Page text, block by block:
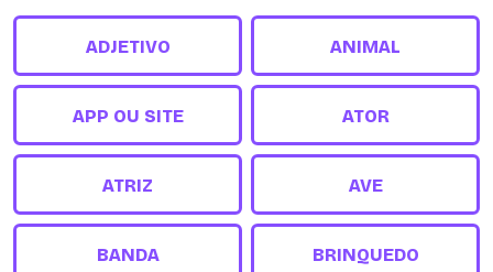
ADJETIVO ANIMAL
APP OU SITE ATOR
ATRIZ AVE
BANDA BRINQUEDO